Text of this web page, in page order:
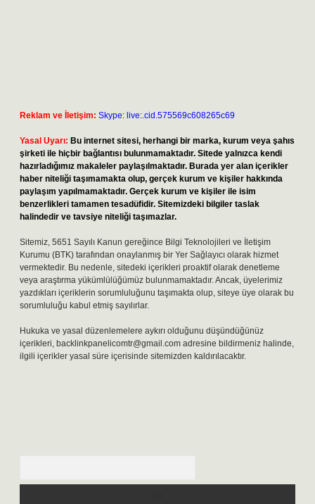
Reklam ve İletişim: Skype: live:.cid.575569c608265c69
Yasal Uyarı: Bu internet sitesi, herhangi bir marka, kurum veya şahıs
şirketi ile hiçbir bağlantısı bulunmamaktadır. Sitede yalnızca kendi
hazırladığımız makaleler paylaşılmaktadır. Burada yer alan içerikler
haber niteliği taşımamakta olup, gerçek kurum ve kişiler hakkında
paylaşım yapılmamaktadır. Gerçek kurum ve kişiler ile isim
benzerlikleri tamamen tesadüfidir. Sitemizdeki bilgiler taslak
halindedir ve tavsiye niteliği taşımazlar.
Sitemiz, 5651 Sayılı Kanun gereğince Bilgi Teknolojileri ve İletişim
Kurumu (BTK) tarafından onaylanmış bir Yer Sağlayıcı olarak hizmet
vermektedir. Bu nedenle, sitedeki içerikleri proaktif olarak denetleme
veya araştırma yükümlülüğümüz bulunmamaktadır. Ancak, üyelerimiz
yazdıkları içeriklerin sorumluluğunu taşımakta olup, siteye üye olarak bu
sorumluluğu kabul etmiş sayılırlar.
Hukuka ve yasal düzenlemelere aykırı olduğunu düşündüğünüz
içerikleri, backlinkpanelicomtr@gmail.com adresine bildirmeniz halinde,
ilgili içerikler yasal süre içerisinde sitemizden kaldırılacaktır.